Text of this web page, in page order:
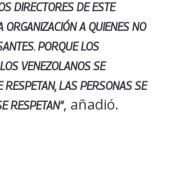
DIRECTORES DE ESTE
A QUIENES NO
PORQUE LOS
VENEZOLANOS SE
RESPETAN, LAS PERSONAS SE
RESPETAN”, añadió.